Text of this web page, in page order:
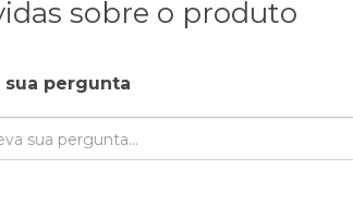
sobre o produto
sua pergunta